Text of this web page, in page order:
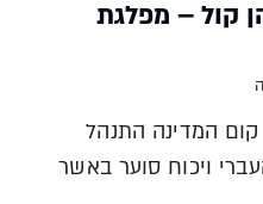
פרחה ששון
לנקודת מפנה במאבק
של משפחתה
בית העלמין דות
קול – מפלגת
קום המדינה התנהל
ויכוח סוער באשר